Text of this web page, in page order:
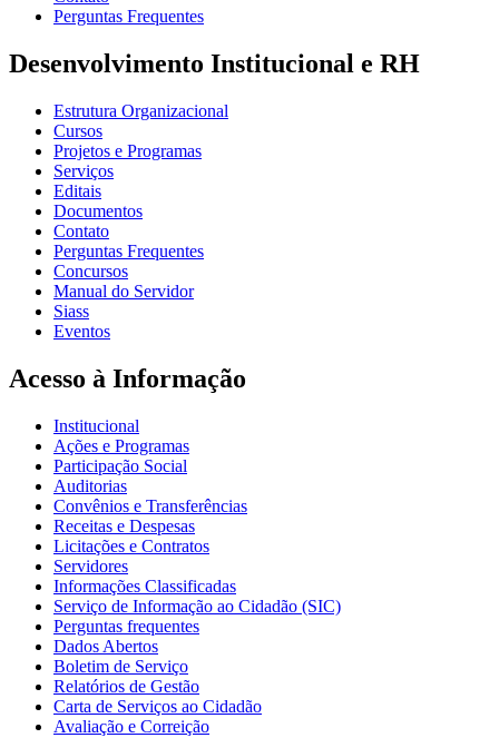
Perguntas Frequentes
Desenvolvimento Institucional e RH
Estrutura Organizacional
Cursos
Projetos e Programas
Serviços
Editais
Documentos
Contato
Perguntas Frequentes
Concursos
Manual do Servidor
Siass
Eventos
Acesso à Informação
Institucional
Ações e Programas
Participação Social
Auditorias
Convênios e Transferências
Receitas e Despesas
Licitações e Contratos
Servidores
Informações Classificadas
Serviço de Informação ao Cidadão (SIC)
Perguntas frequentes
Dados Abertos
Boletim de Serviço
Relatórios de Gestão
Carta de Serviços ao Cidadão
Avaliação e Correição